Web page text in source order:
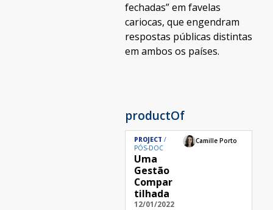
fechadas” em favelas
cariocas, que engendram
respostas públicas distintas
em ambos os países.
productOf
PROJECT
PÓS-DOC
Uma
Gestão
Compar
tilhada
12/01/2022
Camille Porto